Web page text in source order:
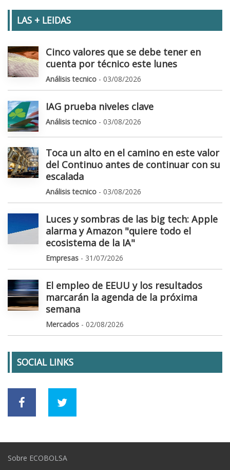
LAS + LEIDAS
Cinco valores que se debe tener en
cuenta por técnico este lunes
Análisis tecnico - 03/08/2026
IAG prueba niveles clave
Análisis tecnico - 03/08/2026
Toca un alto en el camino en este valor
del Continuo antes de continuar con su
escalada
Análisis tecnico - 03/08/2026
Luces y sombras de las big tech: Apple
alarma y Amazon "quiere todo el
ecosistema de la IA"
Empresas - 31/07/2026
El empleo de EEUU y los resultados
marcarán la agenda de la próxima
semana
Mercados - 02/08/2026
SOCIAL LINKS
Sobre ECOBOLSA